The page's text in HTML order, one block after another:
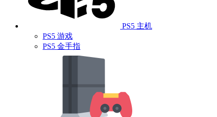
PS5 主机
PS5 游戏
PS5 金手指